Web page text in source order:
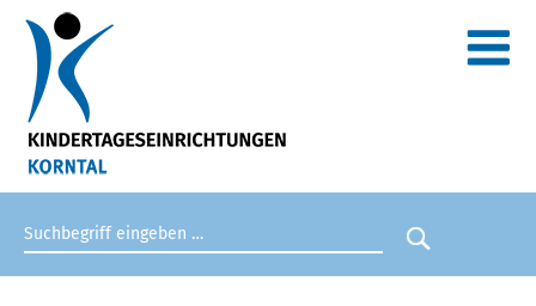
Suchbegriff eingeben
Suche